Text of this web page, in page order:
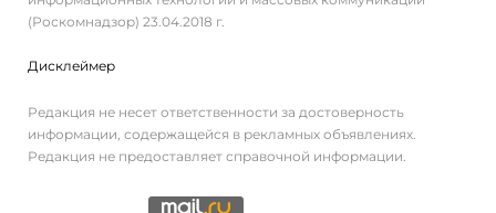
(Роскомнадзор) 23.04.2018 г.
Дисклеймер
Редакция не несет ответственности за достоверность
информации, содержащейся в рекламных объявлениях.
Редакция не предоставляет справочной информации.